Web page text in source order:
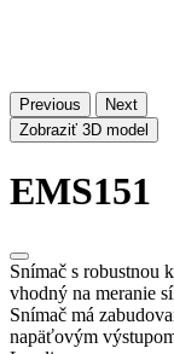
Previous
Next
Zobraziť 3D model
EMS151
Snímač s robustnou
vhodný na meranie
Snímač má
napäťovým